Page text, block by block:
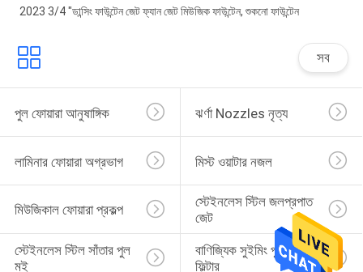
2023 3/4 "ডান্সিং ফাউন্টেন জেট ফ্যান জেট মিউজিক ফাউন্টেন, শুকনো ফাউন্টেন
সব
পুল ফোয়ারা আনুষাঙ্গিক ঝর্ণা Nozzles নৃত্য
লামিনার ফোয়ারা অগ্রভাগ মিস্ট ওয়াটার নজল
মিউজিকাল ফোয়ারা প্রকল্প
স্টেইনলেস স্টিল জলপ্রপাত
জেট
স্টেইনলেস স্টিল সাঁতার পুল
মই
বাণিজ্যিক সুইমিং পুল বালির
ফিল্টার